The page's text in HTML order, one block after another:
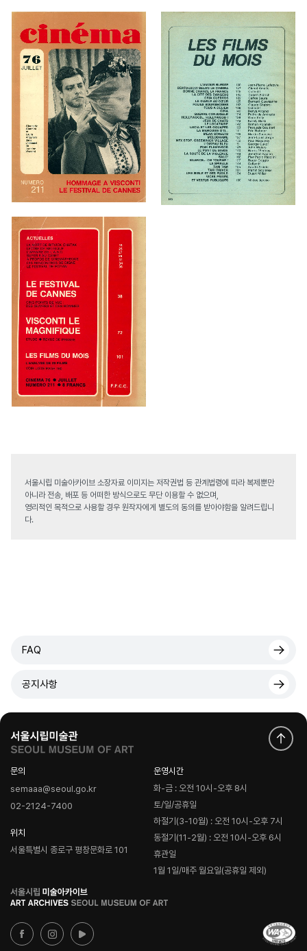
서울시립 미술아카이브 소장자료 이미지는 저작권법 등 관계법령에 따라 복제뿐만
아니라 전송, 배포 등 어떠한 방식으로도 무단 이용할 수 없으며,
영리적인 목적으로 사용할 경우 원작자에게 별도의 동의를 받아야함을 알려드립니
다.
FAQ
공지사항
문의
semaaa@seoul.go.kr
02-2124-7400
위치
서울특별시 종로구 평창문화로 101
운영시간
화-금 : 오전 10시-오후 8시
토/일/공휴일
하절기(3-10월) : 오전 10시-오후 7시
동절기(11-2월) : 오전 10시-오후 6시
휴관일
1월 1일/매주 월요일(공휴일 제외)
로
고